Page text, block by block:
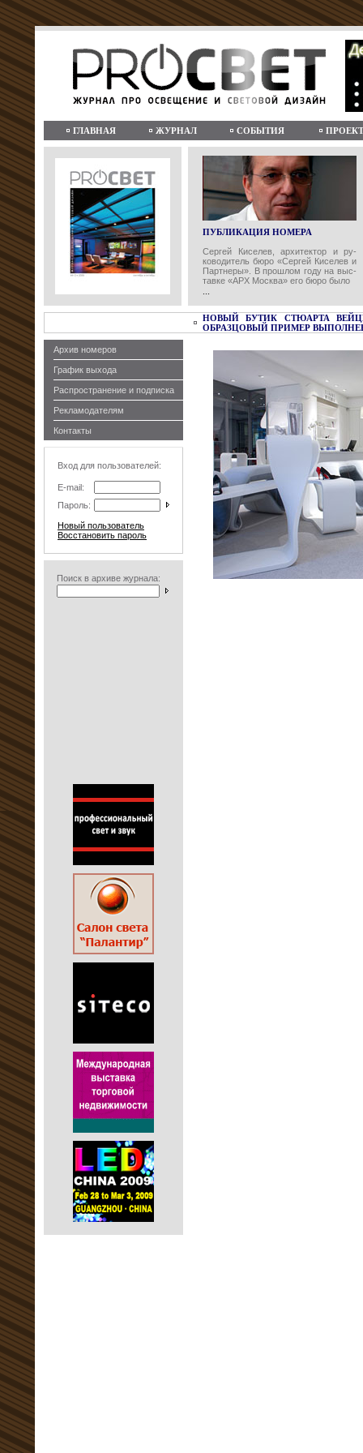
ГЛАВНАЯ ЖУРНАЛ СОБЫТИЯ
ПУБЛИКАЦИЯ НОМЕРА
Сергей Киселев, архитектор и ру-
ководитель бюро «Сергей Киселев и
Партнеры». В прошлом году на выс-
тавке «АРХ Москва» его бюро было
...
НОВЫЙ БУТИК СТЮАРТА
ОБРАЗЦОВЫЙ ПРИМЕР
Архив номеров
График выхода
Распространение и подписка
Рекламодателям
Контакты
Вход для пользователей:
E-mail:
Пароль:
Новый пользователь
Восстановить пароль
Поиск в архиве журнала: